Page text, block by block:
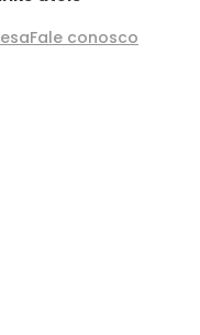
Fale conosco